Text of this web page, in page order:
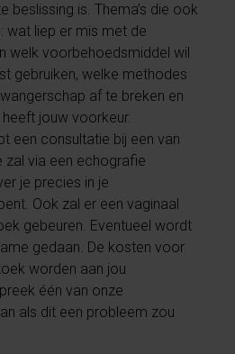
beslissing is. Thema’s die ook
wat liep er mis met de
welk voorbehoedsmiddel wil
gebruiken, welke methodes
af te breken en
jouw voorkeur.
een consultatie bij een van
zal via een echografie
je precies in je
Ook zal er een vaginaal
gebeuren. Eventueel wordt
gedaan. De kosten voor
worden aan jou
één van onze
als dit een probleem zou